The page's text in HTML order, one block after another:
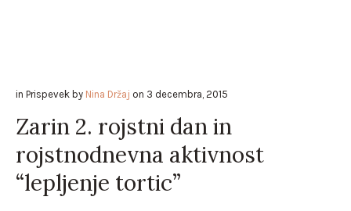
in Prispevek by Nina Držaj on 3 decembra, 2015
Zarin 2. rojstni dan in
rojstnodnevna aktivnost
“lepljenje tortic”